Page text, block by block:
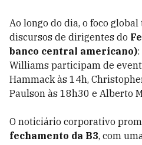
Ao longo do dia, o foco
discursos de dirigentes do
banco central americano)
Williams participam de
Hammack às 14h,
Paulson às 18h30 e Alberto
O noticiário corporativo
fechamento da B3, com